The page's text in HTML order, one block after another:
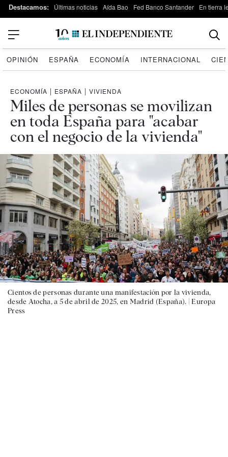
Destacamos: Últimas noticias Aída Bao Fed Banco Santander En tierra
OPINIÓN ESPAÑA ECONOMÍA INTERNACIONAL
ECONOMÍA | ESPAÑA | VIVIENDA
Miles de personas se movilizan
en toda España para "acabar
con el negocio de la vivienda"
Cientos de personas durante una manifestación por la vivienda,
desde Atocha, a 5 de abril de 2025, en Madrid (España). |Europa
Press